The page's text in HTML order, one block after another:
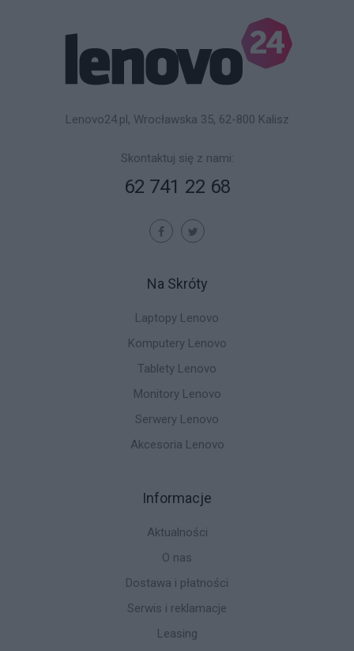
Lenovo24.pl, Wrocławska 35, 62-800 Kalisz
Skontaktuj się z nami:
62 741 22 68
Na Skróty
Laptopy Lenovo
Komputery Lenovo
Tablety Lenovo
Monitory Lenovo
Serwery Lenovo
Akcesoria Lenovo
Informacje
Aktualności
O nas
Dostawa i płatności
Serwis i reklamacje
Leasing